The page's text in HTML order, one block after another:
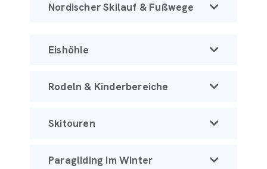
Nordischer Skilauf & Fußwege
Eishöhle
Rodeln & Kinderbereiche
Skitouren
Paragliding im Winter